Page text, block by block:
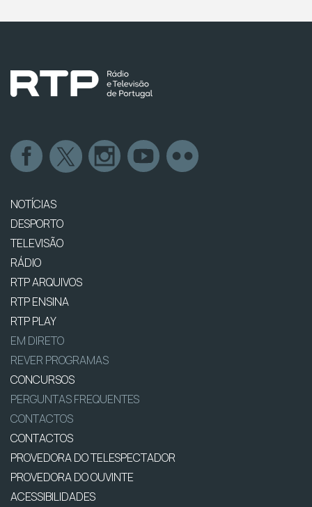
NOTÍCIAS
DESPORTO
TELEVISÃO
RÁDIO
RTP ARQUIVOS
RTP ENSINA
RTP PLAY
EM DIRETO
REVER PROGRAMAS
CONCURSOS
PERGUNTAS FREQUENTES
CONTACTOS
CONTACTOS
PROVEDORA DO TELESPECTADOR
PROVEDORA DO OUVINTE
ACESSIBILIDADES